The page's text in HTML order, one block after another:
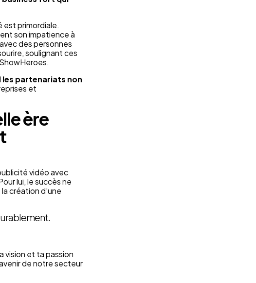
est primordiale.
son impatience à
des personnes
soulignant ces
les partenariats non
et
ère
vidéo avec
lui, le succès ne
création d’une
vision et ta passion
de notre secteur